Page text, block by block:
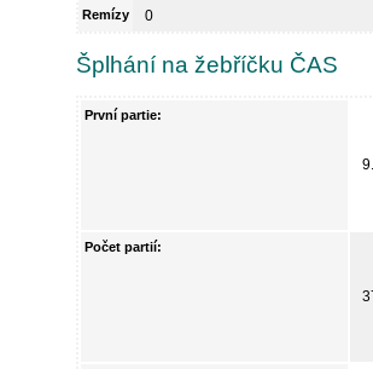
Remízy 0
Šplhání na žebříčku ČAS
První partie:
Počet partií: